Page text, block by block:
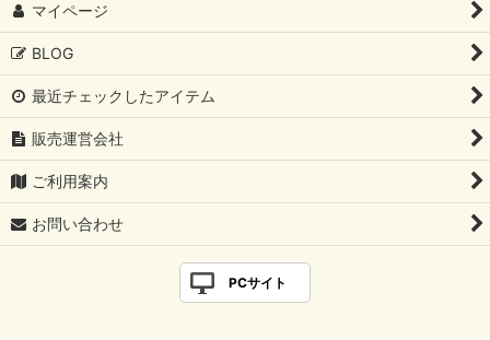
マイページ
BLOG
最近チェックしたアイテム
販売運営会社
ご利用案内
お問い合わせ
PCサイト